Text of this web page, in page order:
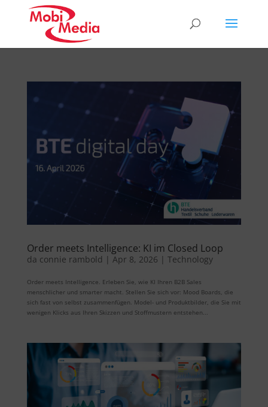
Order meets Intelligence: KI im Closed Loop
da connie rambold | Apr 8, 2026 | Technology
Order meets Intelligence. Erleben Sie, wie KI Ihren B2B Sales
menschlicher und smarter macht. Stellen Sie sich vor: Mood Boards, die
sich fast von selbst zusammenfügen. Model- und Produktbilder, die Sie mit
wenigen Klicks aus Ihren Skizzen und Stoffmustern entstehen...